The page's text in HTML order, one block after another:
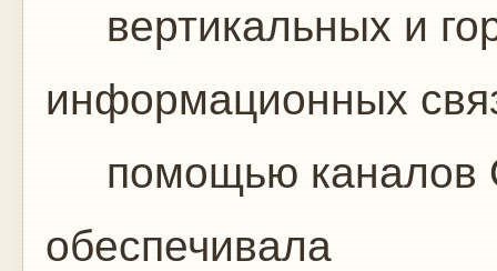
вертикальных и
информационных
помощью каналов
обеспечивала